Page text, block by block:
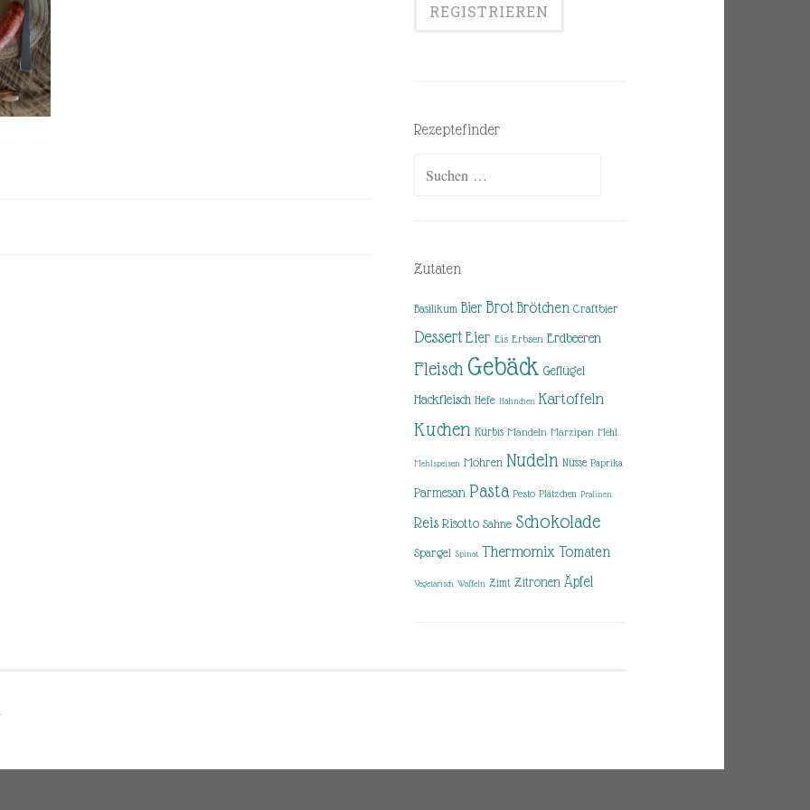
Rezeptefinder
Zutaten
Basilikum Bier Brot Brötchen Craftbier
Dessert Eier Eis Erbsen Erdbeeren
Fleisch Gebäck Geflügel
Hackfleisch Hefe Hähnchen Kartoffeln
Kuchen Kürbis Mandeln Marzipan Mehl
Mehlspeisen Möhren Nudeln Nüsse Paprika
Parmesan Pasta Pesto Plätzchen Pralinen
Reis Risotto Sahne Schokolade
Spargel Spinat Thermomix Tomaten
Vegetarisch Waffeln Zimt Zitronen Äpfel